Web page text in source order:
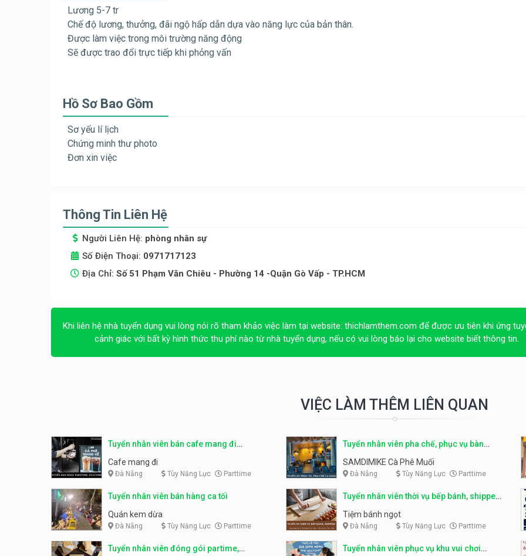
Lương 5-7 tr
Chế độ lương, thưởng, đãi ngộ hấp dẫn dựa vào năng lực của bản thân.
Được làm việc trong môi trường năng động
Sẽ được trao đổi trực tiếp khi phỏng vấn
Hồ Sơ Bao Gồm
Sơ yếu lí lịch
Chứng minh thư photo
Đơn xin việc
Thông Tin Liên Hệ
Người Liên Hệ: phòng nhân sự
Số Điện Thoại: 0971717123
Địa Chỉ: Số 51 Phạm Văn Chiêu - Phường 14 -Quận Gò Vấp - TP.HCM
Khi liên hệ nhà tuyển dụng vui lòng nói rõ tham khảo việc làm tại website: thichlamthem.com để được ưu tiên khi ứng
cảnh giác với bất kỳ hình thức thu phí nào từ nhà tuyển dụng, nếu có vui lòng báo lại cho website biết thông tin.
VIỆC LÀM THÊM LIÊN QUAN
Tuyển nhân viên bán cafe mang đi
parttime, fulltime
Cafe mang đi
Đà Nẵng Tùy Năng Lực Parttime
Tuyển nhân viên pha chế, phục vụ bàn
parttime
SAMDIMIKE Cà Phê Muối
Đà Nẵng Tùy Năng Lực Parttime
Tuyển nhân viên bán hàng ca tối
Quán kem dừa
Đà Nẵng Tùy Năng Lực Parttime
Tuyển nhân viên thời vụ bếp bánh, shipper
parttime
Tiệm bánh ngọt
Đà Nẵng Tùy Năng Lực Parttime
Tuyển nhân viên đóng gói partime,
Tuyển nhân viên phục vụ khu vui chơi